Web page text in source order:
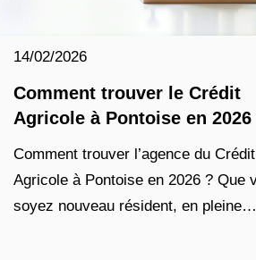
14/02/2026
Comment trouver le Crédit
Agricole à Pontoise en 2026
Comment trouver l’agence du Crédit
Agricole à Pontoise en 2026 ? Que
soyez nouveau résident, en pleine